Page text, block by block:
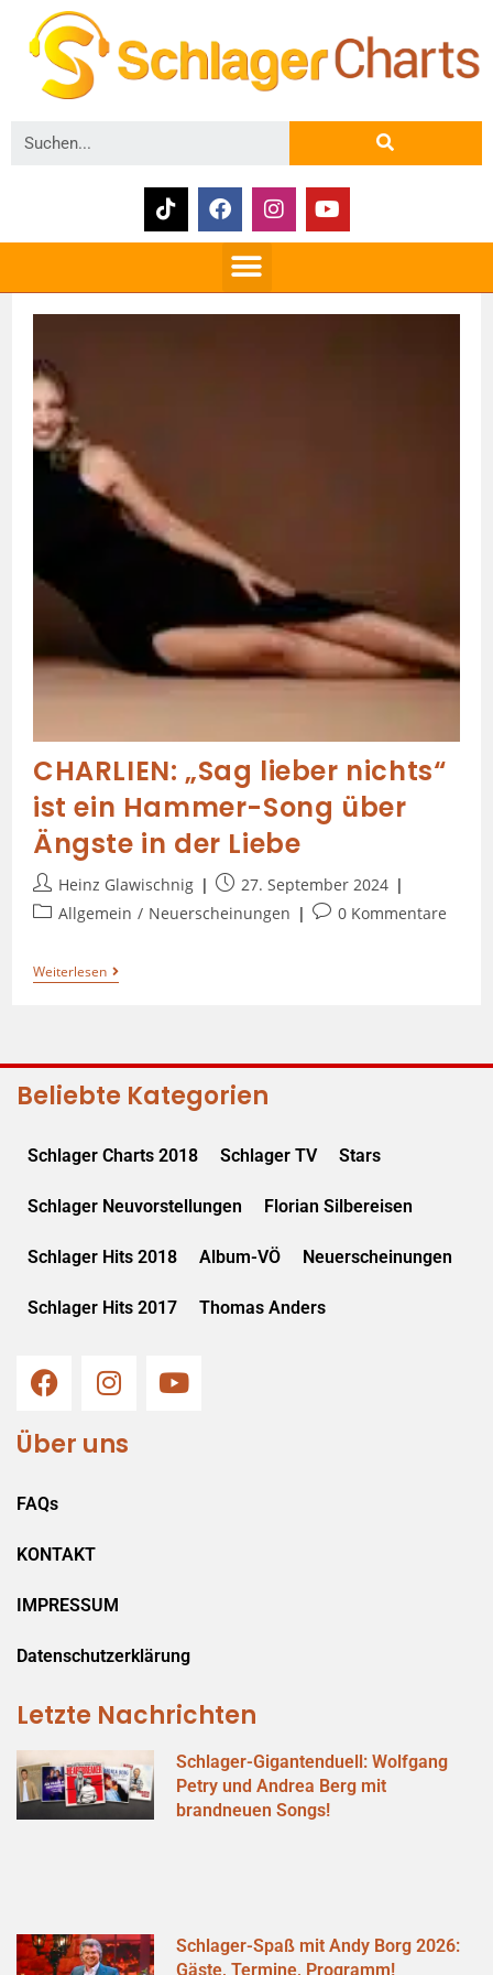
CHARLIEN: „Sag lieber nichts“
ist ein Hammer-Song über
Ängste in der Liebe
Heinz Glawischnig
27. September 2024
Allgemein / Neuerscheinungen 0 Kommentare
Weiterlesen
Beliebte Kategorien
Schlager Charts 2018 Schlager TV Stars
Schlager Neuvorstellungen Florian Silbereisen
Schlager Hits 2018 Album-VÖ Neuerscheinungen
Schlager Hits 2017 Thomas Anders
Über uns
FAQs
KONTAKT
IMPRESSUM
Datenschutzerklärung
Letzte Nachrichten
Schlager-Gigantenduell: Wolfgang
Petry und Andrea Berg mit
brandneuen Songs!
Schlager-Spaß mit Andy Borg 2026:
Gäste, Termine, Programm!